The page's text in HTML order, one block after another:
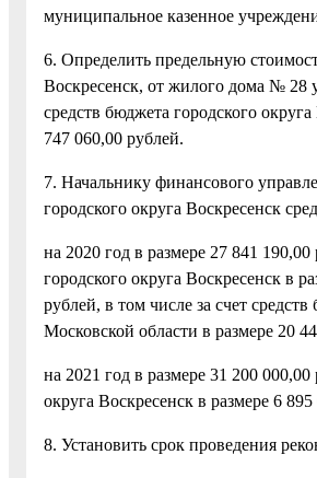
муниципальное казенное
6. Определить предельную
Воскресенск, от жилого дома № 28
средств бюджета городского
747 060,00 рублей.
7. Начальнику финансового
городского округа Воскресенск
на 2020 год в размере 27 841
городского округа Воскресенск в
рублей, в том числе за счет
Московской области в размере 20
на 2021 год в размере 31 200
округа Воскресенск в размере 6
8. Установить срок проведения